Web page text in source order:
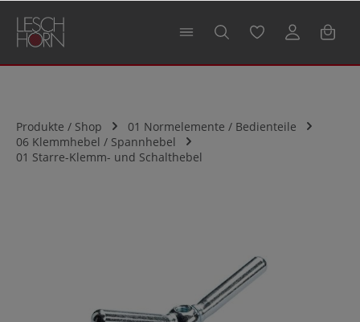
springen
Produkte / Shop
01 Normelemente / Bedienteile
06 Klemmhebel / Spannhebel
01 Starre-Klemm- und Schalthebel